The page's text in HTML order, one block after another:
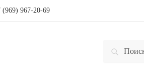
(969) 967-20-69
Поиск